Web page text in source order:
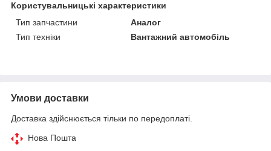
Користувальницькі характеристики
Тип запчастини
Аналог
Тип техніки
Вантажний автомобіль
Умови доставки
Доставка здійснюється тільки по передоплаті.
Нова Пошта